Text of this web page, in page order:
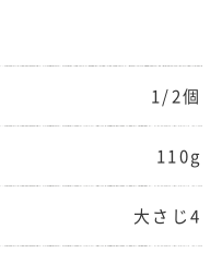
1/2個
110g
大さじ4